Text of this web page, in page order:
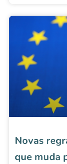
Novas
que muda